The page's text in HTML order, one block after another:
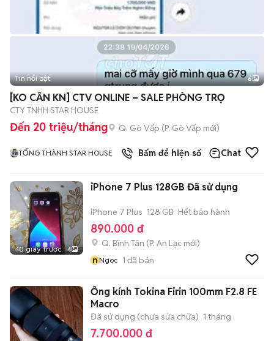
+2
Tin nổi bật 6
[KO CẦN KN] CTV ONLINE – SALE PHÒNG TRỌ
CTY TNHH STAR HOUSE
Đến 20 triệu/tháng Q. Gò Vấp (P. Gò Vấp mới)
TỐNG THÀNH STAR HOUSE Bấm để hiện số Chat
40 giây trước 4
iPhone 7 Plus 128GB Đã sử dụng
iPhone 7 Plus 128 GB Hết bảo hành
890.000 đ
Q. Bình Tân (P. An Lạc mới)
nNgoc 1 đã bán
Ống kính Tokina Firin 100mm F2.8 FE
Macro
Đã sử dụng (chưa sửa chữa) 1 tháng
7.700.000 đ